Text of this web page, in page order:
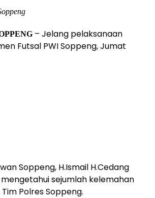
– Jelang pelaksanaan
Futsal PWI Soppeng, Jumat
Soppeng, H.Ismail H.Cedang
sejumlah kelemahan
Polres Soppeng.